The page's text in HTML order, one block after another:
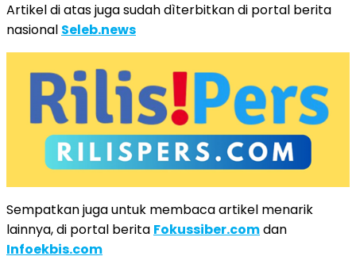
Artikel di atas juga sudah dìterbitkan di portal berita
nasional Seleb.news
Sempatkan juga untuk membaca artikel menarik
lainnya, di portal berita Fokussiber.comdan
Infoekbis.com